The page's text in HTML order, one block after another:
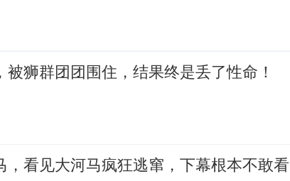
狮群团团围住，结果终是丢了性命！
，看见大河马疯狂逃窜，下幕根本不敢看